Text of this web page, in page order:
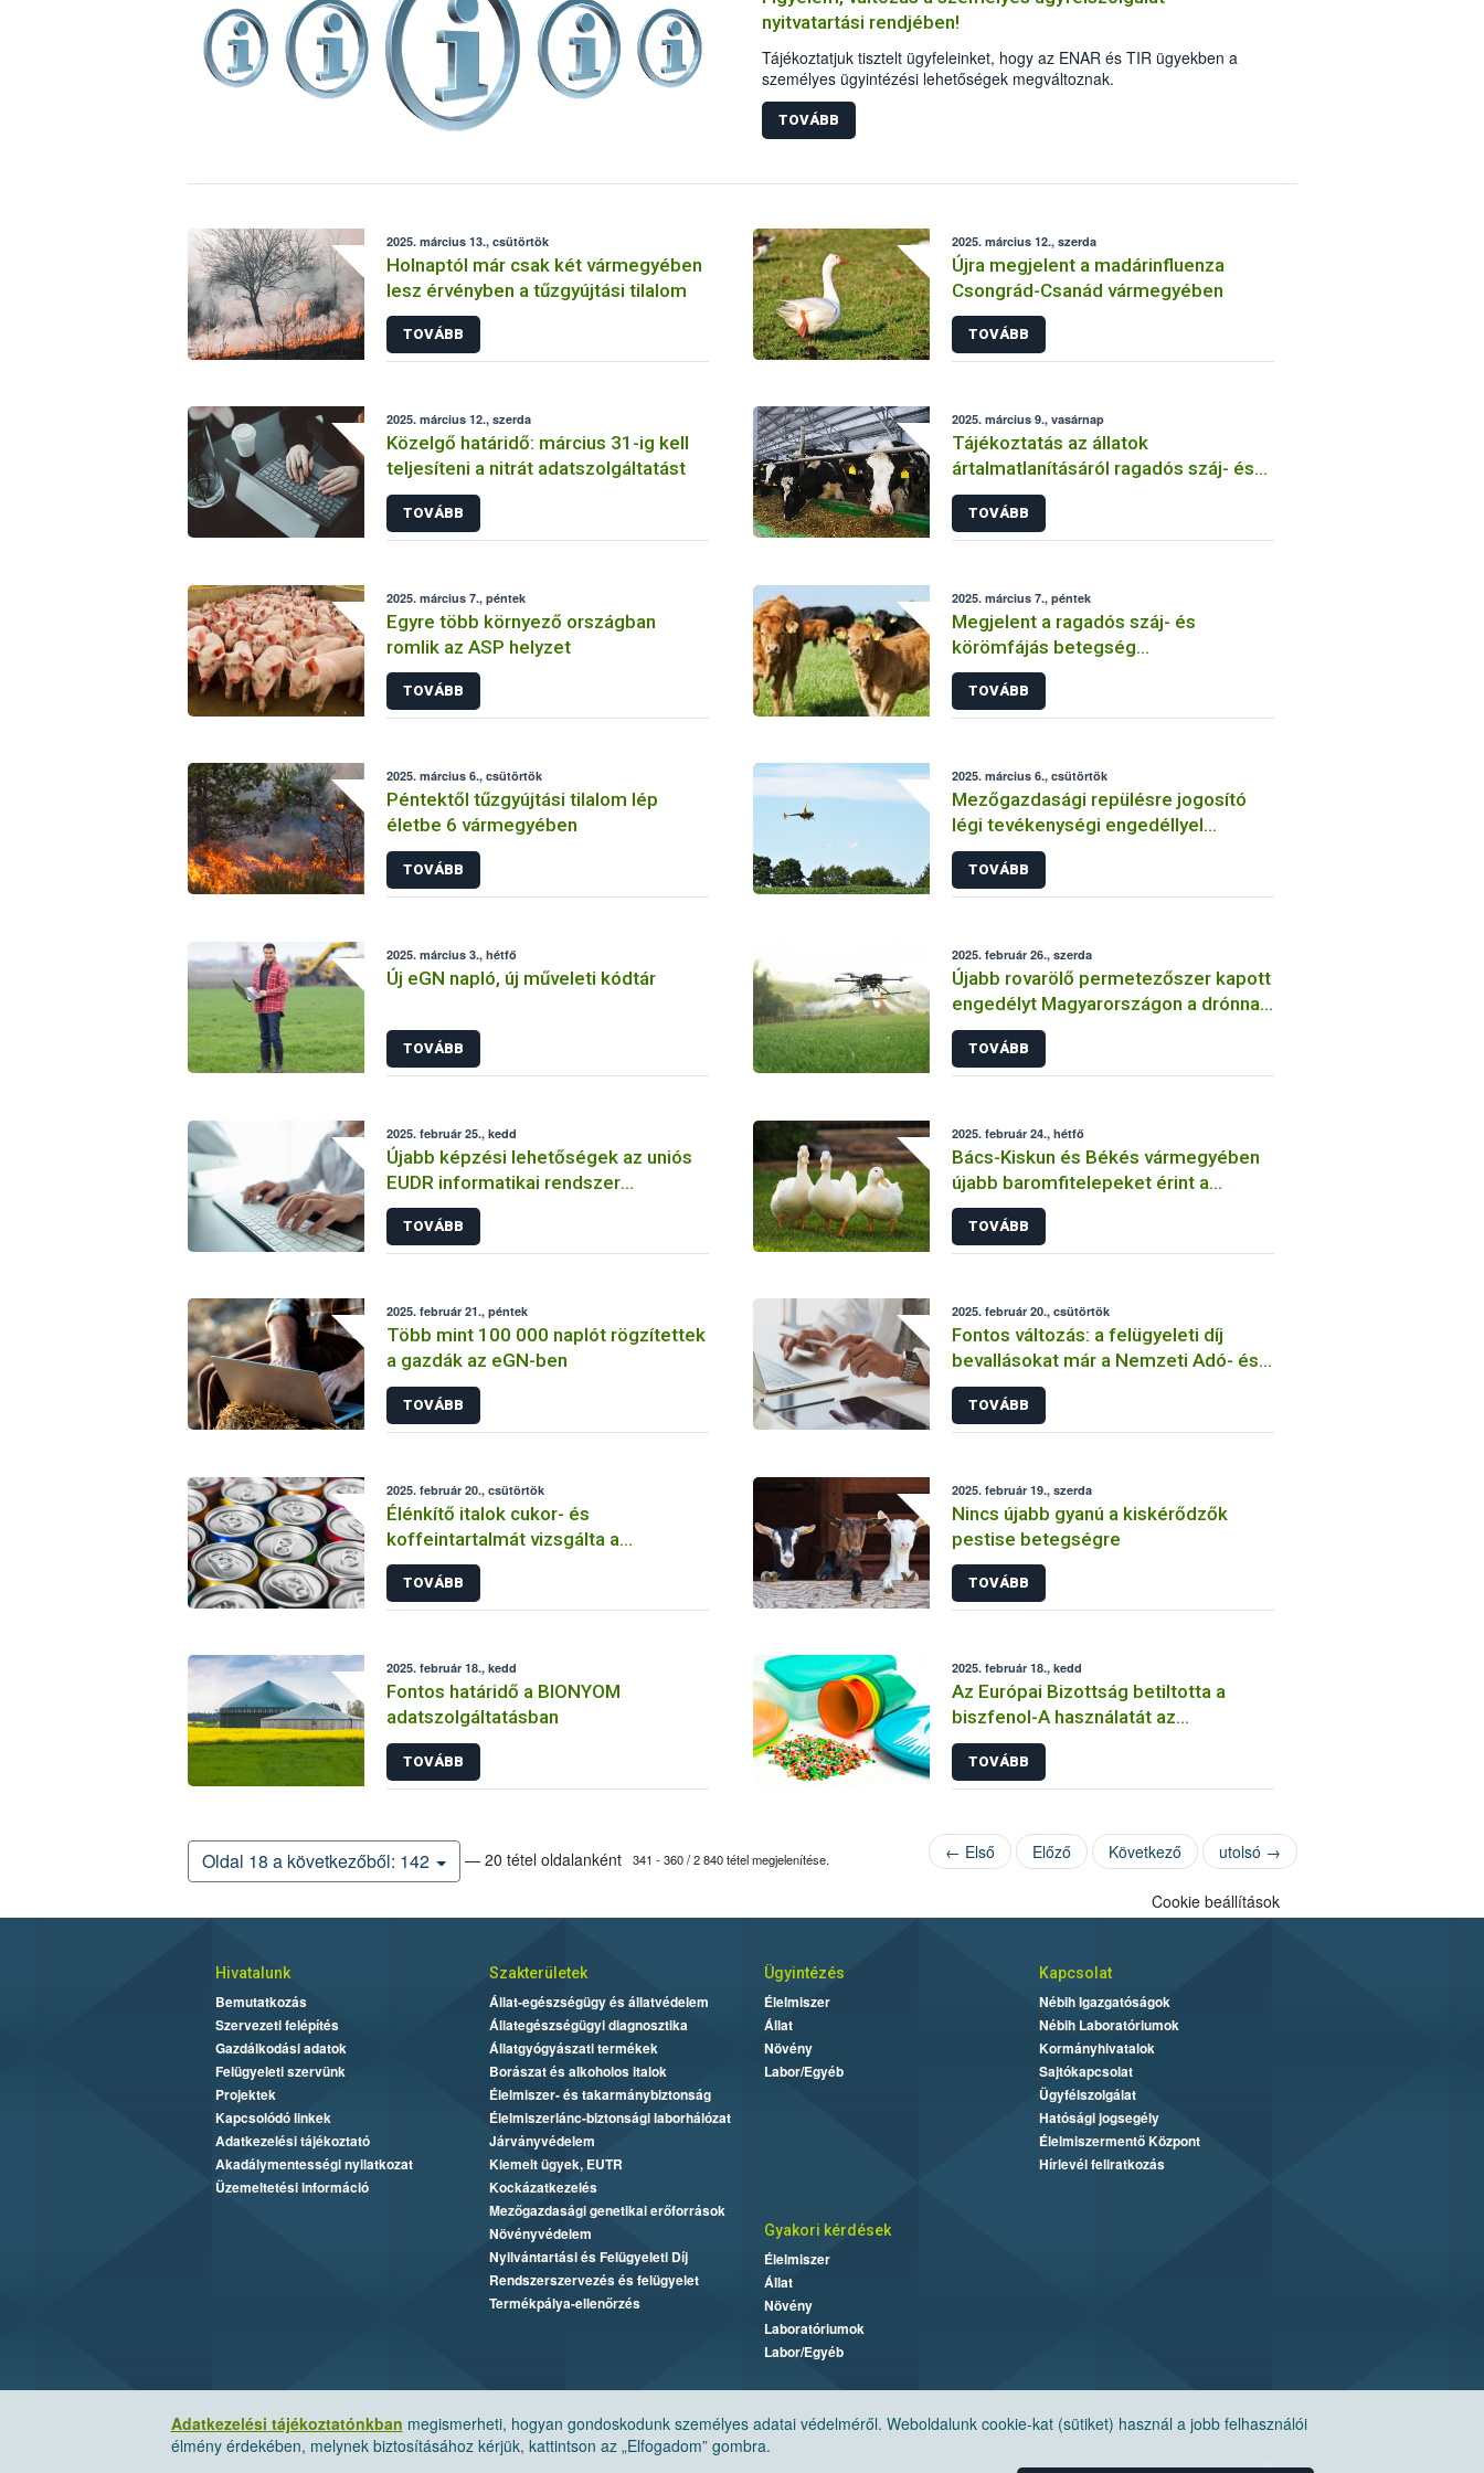
élelmiszerek biztonságát.
nyitvatartási rendjében!
Tájékoztatjuk tisztelt ügyfeleinket, hogy az ENAR és TIR ügyekben a
személyes ügyintézési lehetőségek megváltoznak.
TOVÁBB
2025. március 13., csütörtök
Holnaptól már csak két vármegyében
lesz érvényben a tűzgyújtási tilalom
TOVÁBB
2025. március 12., szerda
Újra megjelent a madárinfluenza
Csongrád-Csanád vármegyében
TOVÁBB
2025. március 12., szerda
Közelgő határidő: március 31-ig kell
teljesíteni a nitrát adatszolgáltatást
TOVÁBB
2025. március 9., vasárnap
Tájékoztatás az állatok
ártalmatlanításáról ragadós száj- és
körömfájás betegség esetén
TOVÁBB
2025. március 7., péntek
Egyre több környező országban
romlik az ASP helyzet
TOVÁBB
2025. március 7., péntek
Megjelent a ragadós száj- és
körömfájás betegség
Magyarországon
TOVÁBB
2025. március 6., csütörtök
Péntektől tűzgyújtási tilalom lép
életbe 6 vármegyében
TOVÁBB
2025. március 6., csütörtök
Mezőgazdasági repülésre jogosító
légi tevékenységi engedéllyel
rendelkezők listája
TOVÁBB
2025. március 3., hétfő
Új eGN napló, új műveleti kódtár
TOVÁBB
2025. február 26., szerda
Újabb rovarölő permetezőszer kapott
engedélyt Magyarországon a drónnal
történő kijuttatásra
TOVÁBB
2025. február 25., kedd
Újabb képzési lehetőségek az uniós
EUDR informatikai rendszer
használatára
TOVÁBB
2025. február 24., hétfő
Bács-Kiskun és Békés vármegyében
újabb baromfitelepeket érint a
madárinfluenza
TOVÁBB
2025. február 21., péntek
Több mint 100 000 naplót rögzítettek
a gazdák az eGN-ben
TOVÁBB
2025. február 20., csütörtök
Fontos változás: a felügyeleti díj
bevallásokat már a Nemzeti Adó- és
Vámhivatalhoz kell benyújtani
TOVÁBB
2025. február 20., csütörtök
Élénkítő italok cukor- és
koffeintartalmát vizsgálta a
Szupermenta
TOVÁBB
2025. február 19., szerda
Nincs újabb gyanú a kiskérődzők
pestise betegségre
TOVÁBB
2025. február 18., kedd
Fontos határidő a BIONYOM
adatszolgáltatásban
TOVÁBB
2025. február 18., kedd
Az Európai Bizottság betiltotta a
biszfenol-A használatát az
élelmiszerekkel érintkező
anyagokban
TOVÁBB
Oldal 18 a következőből: 142 — 20 tétel oldalanként 341 - 360 / 2 840 tétel megjelenítése. ← Első Előző Következő utolsó →
Adatkezelési tájékoztatónkban megismerheti, hogyan gondoskodunk személyes adatai védelméről. Weboldalunk cookie-kat (sütiket) használ a jobb felhasználói
élmény érdekében, melynek biztosításához kérjük, kattintson az „Elfogadom” gombra.
Cookie beállítások
Hivatalunk
Bemutatkozás
Szervezeti felépítés
Gazdálkodási adatok
Felügyeleti szervünk
Projektek
Kapcsolódó linkek
Adatkezelési tájékoztató
Akadálymentességi nyilatkozat
Üzemeltetési információ
Szakterületek
Állat-egészségügy és állatvédelem
Állategészségügyi diagnosztika
Állatgyógyászati termékek
Borászat és alkoholos italok
Élelmiszer- és takarmánybiztonság
Élelmiszerlánc-biztonsági laborhálózat
Járványvédelem
Kiemelt ügyek, EUTR
Kockázatkezelés
Mezőgazdasági genetikai erőforrások
Növényvédelem
Nyilvántartási és Felügyeleti Díj
Rendszerszervezés és felügyelet
Termékpálya-ellenőrzés
Ügyintézés
Élelmiszer
Állat
Növény
Labor/Egyéb
Kapcsolat
Nébih Igazgatóságok
Nébih Laboratóriumok
Kormányhivatalok
Sajtókapcsolat
Ügyfélszolgálat
Hatósági jogsegély
Élelmiszermentő Központ
Hírlevél feliratkozás
Gyakori kérdések
Élelmiszer
Állat
Növény
Laboratóriumok
Labor/Egyéb